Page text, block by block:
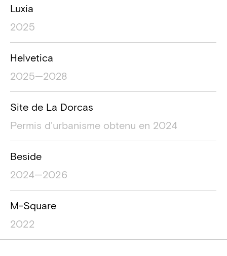
Luxia
2025
Helvetica
2025—2028
Site de La Dorcas
Permis d'urbanisme obtenu en 2024
Beside
2024—2026
M-Square
2022